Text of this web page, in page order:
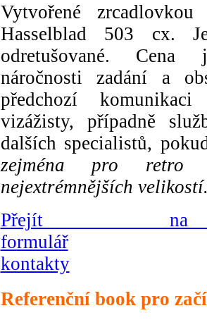
Vytvořené
Hasselblad 503 cx.
odretušované. Cena
náročnosti zadání a
předchozí
vizážisty, případně
dalších specialistů,
zejména pro retro
nejextrémnějších
Přejít na
formulář
kontakty
Referenční book pro